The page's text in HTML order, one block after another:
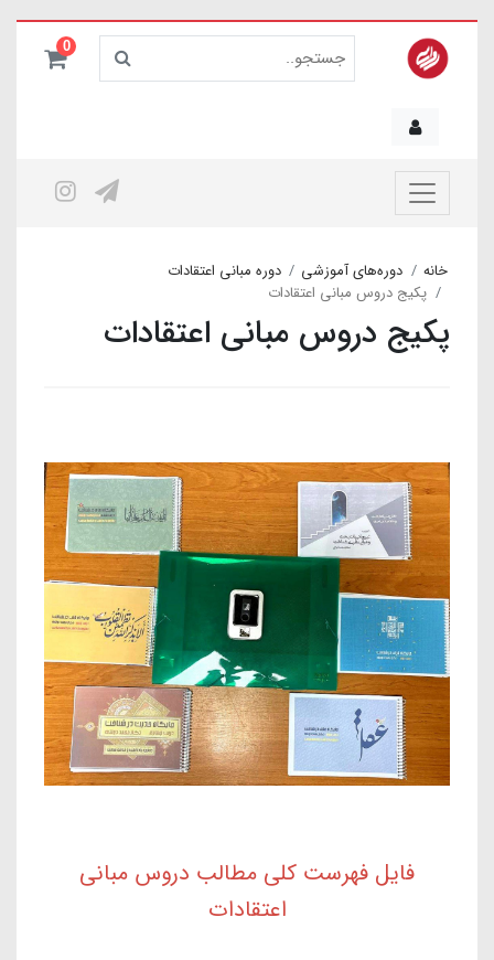
0
خانه دوره‌های آموزشی
دوره مبانی اعتقادات
پکیج دروس مبانی اعتقادات
پکیج دروس مبانی اعتقادات
فایل فهرست کلی مطالب دروس مبانی
اعتقادات